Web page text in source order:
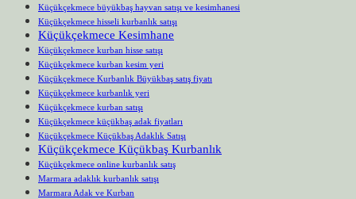
Küçükçekmece büyükbaş hayvan satışı ve kesimhanesi
Küçükçekmece hisseli kurbanlık satışı
Küçükçekmece Kesimhane
Küçükçekmece kurban hisse satışı
Küçükçekmece kurban kesim yeri
Küçükçekmece Kurbanlık Büyükbaş satış fiyatı
Küçükçekmece kurbanlık yeri
Küçükçekmece kurban satışı
Küçükçekmece küçükbaş adak fiyatları
Küçükçekmece Küçükbaş Adaklık Satışı
Küçükçekmece Küçükbaş Kurbanlık
Küçükçekmece online kurbanlık satış
Marmara adaklık kurbanlık satışı
Marmara Adak ve Kurban